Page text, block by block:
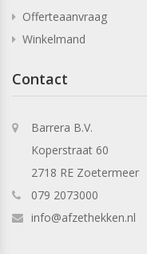
Offerteaanvraag
Winkelmand
Contact
Barrera B.V.
Koperstraat 60
2718 RE Zoetermeer
079 2073000
info@afzethekken.nl